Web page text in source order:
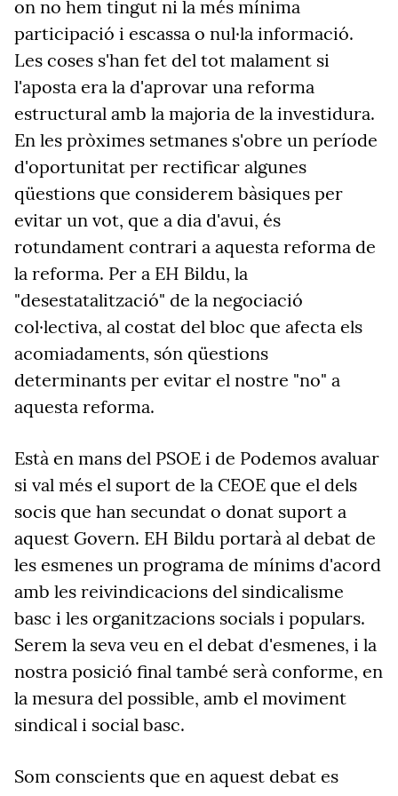
on no hem tingut ni la més mínima
participació i escassa o nul·la informació.
Les coses s'han fet del tot malament si
l'aposta era la d'aprovar una reforma
estructural amb la majoria de la investidura.
En les pròximes setmanes s'obre un període
d'oportunitat per rectificar algunes
qüestions que considerem bàsiques per
evitar un vot, que a dia d'avui, és
rotundament contrari a aquesta reforma de
la reforma. Per a EH Bildu, la
"desestatalització" de la negociació
col·lectiva, al costat del bloc que afecta els
acomiadaments, són qüestions
determinants per evitar el nostre "no" a
aquesta reforma.
Està en mans del PSOE i de Podemos avaluar
si val més el suport de la CEOE que el dels
socis que han secundat o donat suport a
aquest Govern. EH Bildu portarà al debat de
les esmenes un programa de mínims d'acord
amb les reivindicacions del sindicalisme
basc i les organitzacions socials i populars.
Serem la seva veu en el debat d'esmenes, i la
nostra posició final també serà conforme, en
la mesura del possible, amb el moviment
sindical i social basc.
Som conscients que en aquest debat es